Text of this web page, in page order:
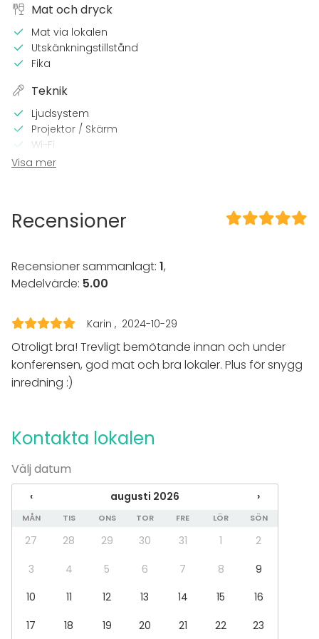
Mat och dryck
Mat via lokalen
Utskänkningstillstånd
Fika
Teknik
Ljudsystem
Projektor / Skärm
Wi-Fi
Utrustning för videokonferens
Utrustning
Anteckningsmaterial
Fest
Bröllop
Middag / Lunch
Möte
Konferens
Företagsfest
Team building / Kick Off
Lokal
Hotell
Konferenslokal
Tilläggsuppgifter om tjänster och faciliteter
Ljuset i Conference Room 10 är dimbart.
Tilläggsuppgifter om aktiviteter
Visa mer
Recensioner
Recensioner sammanlagt: 1,
Medelvärde: 5.00
Karin 2024-10-29
Otroligt bra! Trevligt bemötande innan och under
konferensen, god mat och bra lokaler. Plus för snygg
inredning :)
Kontakta lokalen
Välj datum
‹ augusti 2026 ›
MÅN TIS ONS TOR FRE LÖR SÖN
27 28 29 30 31 1
2
3
4 5 6 7 8
9
10
11 12 13 14 15
16
17
18 19 20 21 22
23